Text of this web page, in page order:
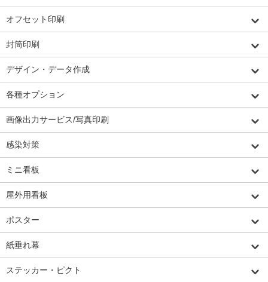
オフセット印刷
封筒印刷
デザイン・データ作成
各種オプション
画像出力サービス/写真印刷
感染対策
ミニ看板
屋外用看板
ポスター
紙垂れ幕
ステッカー・ピクト